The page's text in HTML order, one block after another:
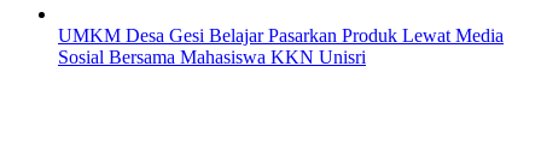
UMKM Desa Gesi Belajar Pasarkan Produk Lewat Media
Sosial Bersama Mahasiswa KKN Unisri